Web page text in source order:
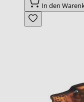
In den